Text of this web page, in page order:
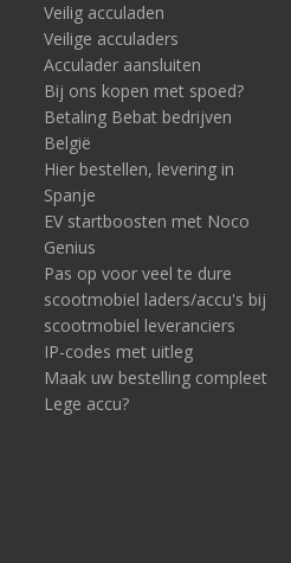
Veilig acculaden
Veilige acculaders
Acculader aansluiten
Bij ons kopen met spoed?
Betaling Bebat bedrijven
België
Hier bestellen, levering in
Spanje
EV startboosten met Noco
Genius
Pas op voor veel te dure
scootmobiel laders/accu's bij
scootmobiel leveranciers
IP-codes met uitleg
Maak uw bestelling compleet
Lege accu?